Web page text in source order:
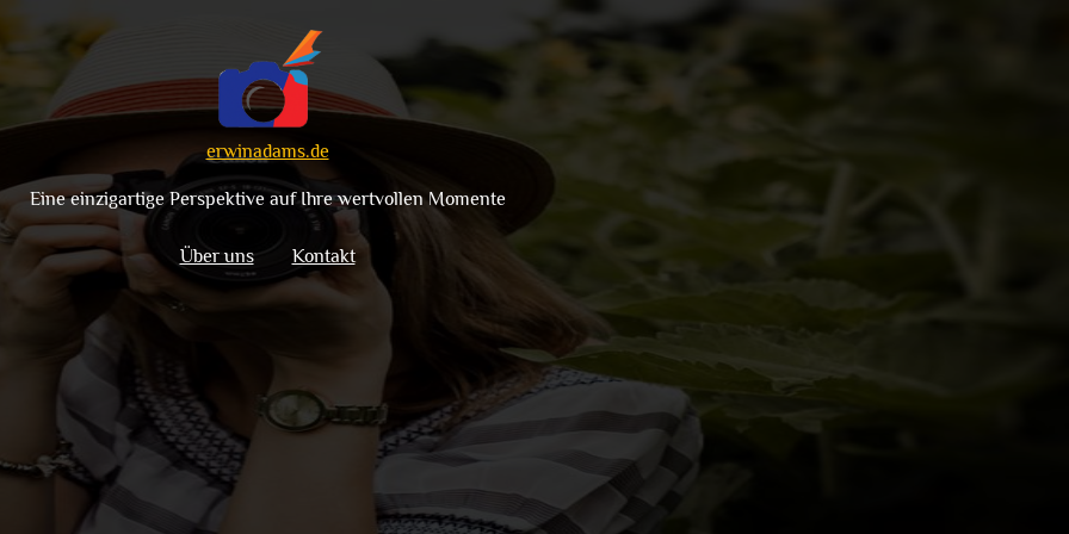
erwinadams.de
Eine einzigartige Perspektive auf Ihre wertvollen Momente
Über uns Kontakt